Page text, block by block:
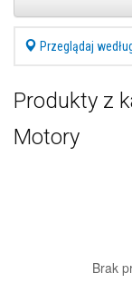
Przeglądaj
Produkty z
Motory
Brak